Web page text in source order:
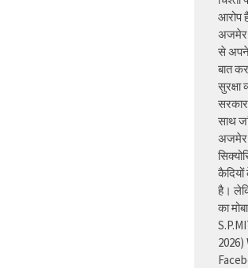
आरोप
अजमेर
से अपने
बात
सुरक्षा
साथ
अजमेर
कैदियों
है।
का